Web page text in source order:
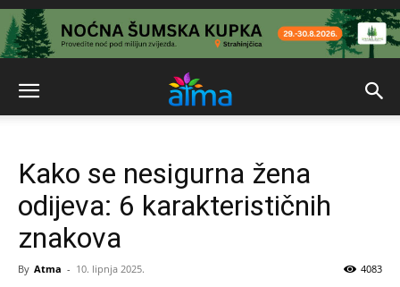
Kako se nesigurna žena
odijeva: 6 karakterističnih
znakova
By Atma - 10. lipnja 2025. 4083